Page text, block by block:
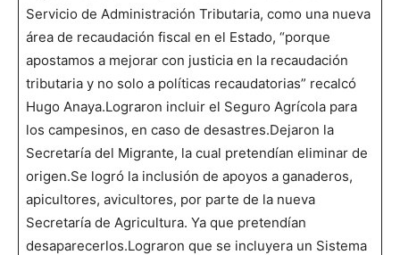
Servicio de Administración Tributaria, como una nueva
área de recaudación fiscal en el Estado, “porque
apostamos a mejorar con justicia en la recaudación
tributaria y no solo a políticas recaudatorias” recalcó
Hugo Anaya.Lograron incluir el Seguro Agrícola para
los campesinos, en caso de desastres.Dejaron la
Secretaría del Migrante, la cual pretendían eliminar de
origen.Se logró la inclusión de apoyos a ganaderos,
apicultores, avicultores, por parte de la nueva
Secretaría de Agricultura. Ya que pretendían
desaparecerlos.Lograron que se incluyera un Sistema